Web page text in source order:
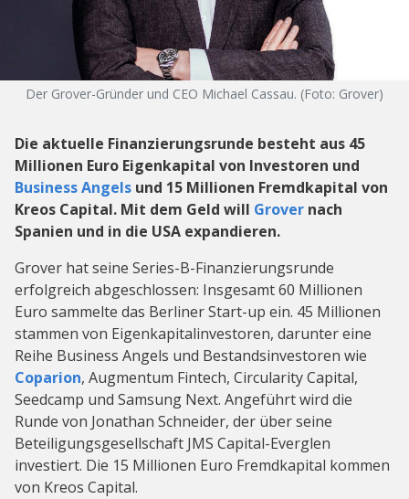
Der Grover-Gründer und CEO Michael Cassau. (Foto: Grover)
Die aktuelle Finanzierungsrunde besteht aus 45
Millionen Euro Eigenkapital von Investoren und
Business Angels und 15 Millionen Fremdkapital von
Kreos Capital. Mit dem Geld will Grover nach
Spanien und in die USA expandieren.
Grover hat seine Series-B-Finanzierungsrunde
erfolgreich abgeschlossen: Insgesamt 60 Millionen
Euro sammelte das Berliner Start-up ein. 45 Millionen
stammen von Eigenkapitalinvestoren, darunter eine
Reihe Business Angels und Bestandsinvestoren wie
Coparion, Augmentum Fintech, Circularity Capital,
Seedcamp und Samsung Next. Angeführt wird die
Runde von Jonathan Schneider, der über seine
Beteiligungsgesellschaft JMS Capital-Everglen
investiert. Die 15 Millionen Euro Fremdkapital kommen
von Kreos Capital.